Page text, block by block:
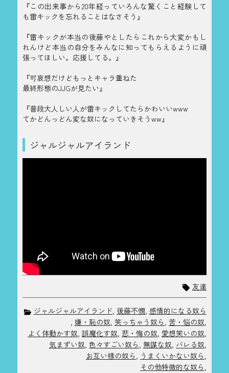
『この出来事から20年経っていろんな驚くこと経験して
も雷キックを忘れることはなさそう』
『雷キックが本当の後藤やとしたらこれから大変かもし
れんけど本当の自分をみんなに知ってもらえるように頑
張ってほしい。応援してる。』
『可哀想だけどもっとキャラ重ねた
最終形態のJJGが見たい』
『普段大人しい人が雷キックしてたらかわいいwww
てかどんっどん変な奴になっていきそうww』
ジャルジャルアイランド
友達
ジャルジャルアイランド, 後藤不憫, 感情的になる奴ら
, 嫌・恥の奴, 笑っちゃう奴ら, 苦・悩の奴,
よく体動かす奴, 誤魔化す奴, 悲・悔の奴, 愛想笑いの奴,
気まずい奴, 色々すごい奴ら, 無謀な奴, バレる奴,
お互い様の奴ら, うまくいかない奴ら,
その他特徴的な奴ら,